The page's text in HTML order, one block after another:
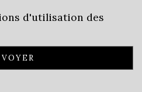
7 062
59,45 %
d'utilisation des